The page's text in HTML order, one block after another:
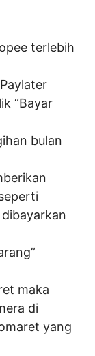
terlebih
“Bayar
bulan
maka
di
yang